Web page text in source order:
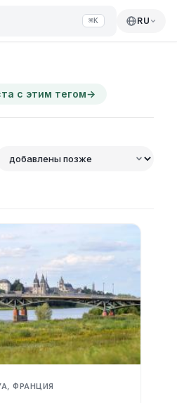
⌘K RU
с этим тегом→
ФРАНЦИЯ